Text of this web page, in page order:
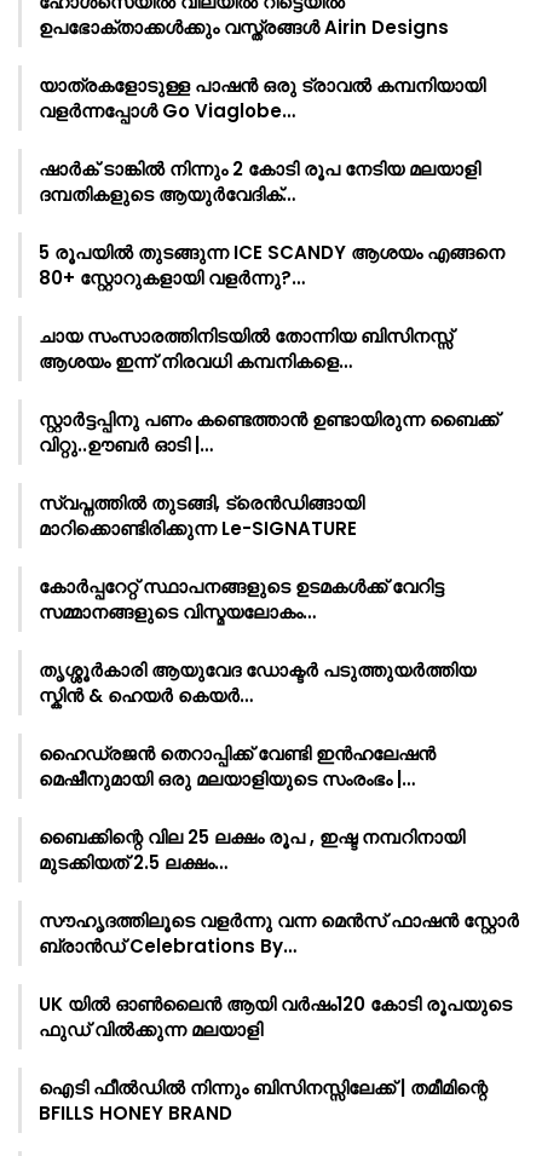
ഉപഭോക്താക്കൾക്കും വസ്ത്രങ്ങൾ Airin Designs
യാത്രകളോടുള്ള പാഷൻ ഒരു ട്രാവൽ കമ്പനിയായി
വളർന്നപ്പോൾ Go Viaglobe…
ഷാർക്‌ ടാങ്കിൽ നിന്നും 2 കോടി രൂപ നേടിയ മലയാളി
ദമ്പതികളുടെ ആയുർവേദിക്…
5 രൂപയിൽ തുടങ്ങുന്ന ICE SCANDY ആശയം എങ്ങനെ
80+ സ്റ്റോറുകളായി വളർന്നു?…
ചായ സംസാരത്തിനിടയിൽ തോന്നിയ ബിസിനസ്സ്
ആശയം ഇന്ന് നിരവധി കമ്പനികളെ…
സ്റ്റാർട്ടപ്പിനു പണം കണ്ടെത്താൻ ഉണ്ടായിരുന്ന ബൈക്ക്
വിറ്റു..ഊബർ ഓടി |…
സ്വപ്നത്തിൽ തുടങ്ങി, ട്രെൻഡിങ്ങായി
മാറിക്കൊണ്ടിരിക്കുന്ന Le-SIGNATURE
കോർപ്പറേറ്റ് സ്ഥാപനങ്ങളുടെ ഉടമകൾക്ക് വേറിട്ട
സമ്മാനങ്ങളുടെ വിസ്മയലോകം…
തൃശ്ശൂർകാരി ആയുവേദ ഡോക്ടർ പടുത്തുയർത്തിയ
സ്കിൻ & ഹെയർ കെയർ…
ഹൈഡ്രജൻ തെറാപ്പിക്ക് വേണ്ടി ഇൻഹലേഷൻ
മെഷീനുമായി ഒരു മലയാളിയുടെ സംരംഭം |…
ബൈക്കിന്റെ വില 25 ലക്ഷം രൂപ , ഇഷ്ട നമ്പറിനായി
മുടക്കിയത് 2.5 ലക്ഷം…
സൗഹൃദത്തിലൂടെ വളർന്നു വന്ന മെൻസ് ഫാഷൻ സ്റ്റോർ
ബ്രാൻഡ് Celebrations By…
UK യിൽ ഓൺലൈൻ ആയി വർഷം120 കോടി രൂപയുടെ
ഫുഡ് വിൽക്കുന്ന മലയാളി
ഐടി ഫീൽഡിൽ നിന്നും ബിസിനസ്സിലേക്ക് | തമീമിന്റെ
BFILLS HONEY BRAND